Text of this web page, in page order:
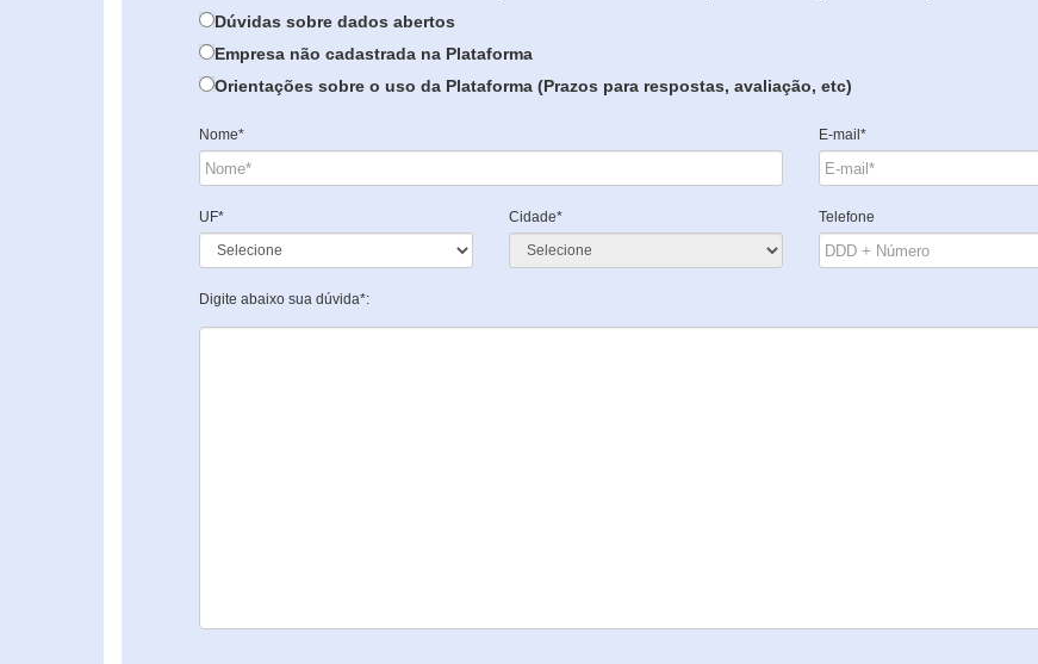
Dúvidas sobre dados abertos
Empresa não cadastrada na Plataforma
Orientações sobre o uso da Plataforma (Prazos para respostas, avaliação, etc)
Nome* E-mail*
UF* Cidade* Telefone
Digite abaixo sua dúvida*: